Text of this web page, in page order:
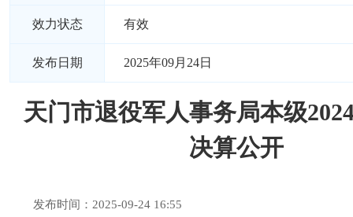
效力状态 有效
发布日期 2025年09月24日
天门市退役军人事务局本级
决算公开
发布时间：2025-09-24 16:55